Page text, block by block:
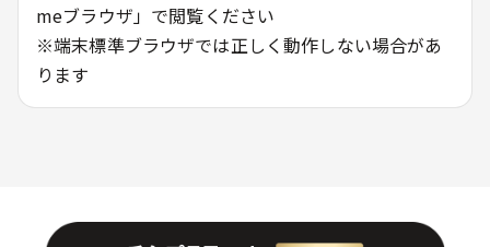
meブラウザ」で閲覧ください
※端末標準ブラウザでは正しく動作しない場合があ
ります